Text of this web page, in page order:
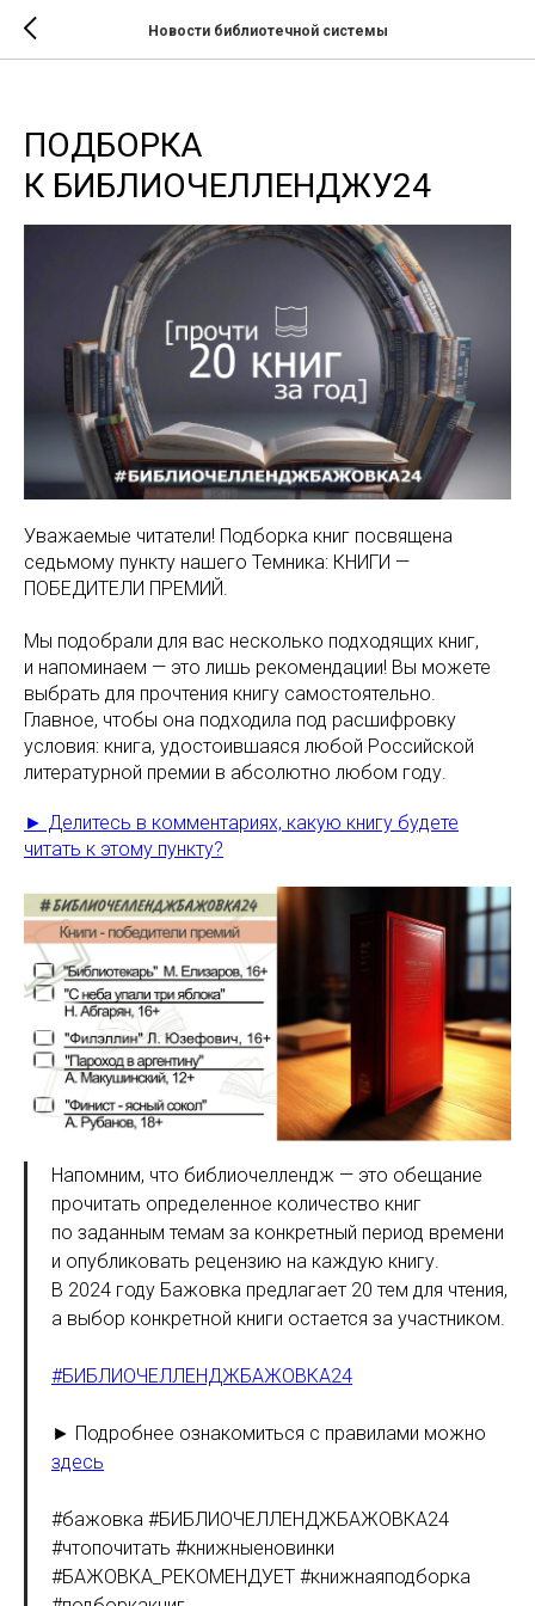
Новости библиотечной системы
ПОДБОРКА
К БИБЛИОЧЕЛЛЕНДЖУ24
Уважаемые читатели! Подборка книг посвящена
седьмому пункту нашего Темника: КНИГИ —
ПОБЕДИТЕЛИ ПРЕМИЙ.
Мы подобрали для вас несколько подходящих книг,
и напоминаем — это лишь рекомендации! Вы можете
выбрать для прочтения книгу самостоятельно.
Главное, чтобы она подходила под расшифровку
условия: книга, удостоившаяся любой Российской
литературной премии в абсолютно любом году.
► Делитесь в комментариях, какую книгу будете
читать к этому пункту?
Напомним, что библиочеллендж — это обещание
прочитать определенное количество книг
по заданным темам за конкретный период времени
и опубликовать рецензию на каждую книгу.
В 2024 году Бажовка предлагает 20 тем для чтения,
а выбор конкретной книги остается за участником.
#БИБЛИОЧЕЛЛЕНДЖБАЖОВКА24
► Подробнее ознакомиться с правилами можно
здесь
#бажовка #БИБЛИОЧЕЛЛЕНДЖБАЖОВКА24
#чтопочитать #книжныеновинки
#БАЖОВКА_РЕКОМЕНДУЕТ #книжнаяподборка